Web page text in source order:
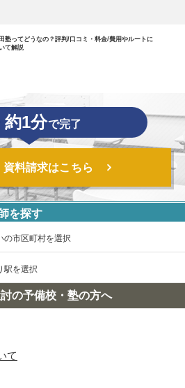
塾ってどうなの？評判/口コミ・料金/費用やルートに
て解説
約1分で完了
料請求はこちら
を探す
の市区町村を選択
駅を選択
の予備校・塾の方へ
て